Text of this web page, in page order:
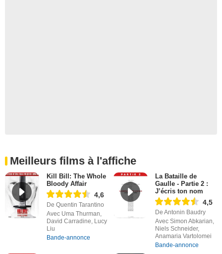
Meilleurs films à l'affiche
Kill Bill: The Whole
Bloody Affair
4,6
De Quentin Tarantino
Avec Uma Thurman,
David Carradine, Lucy
Liu
Bande-annonce
La Bataille de
Gaulle - Partie 2 :
J’écris ton nom
4,5
De Antonin Baudry
Avec Simon Abkarian,
Niels Schneider,
Anamaria Vartolomei
Bande-annonce